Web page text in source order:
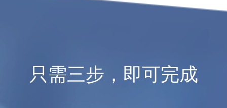
只需三步，即可完成